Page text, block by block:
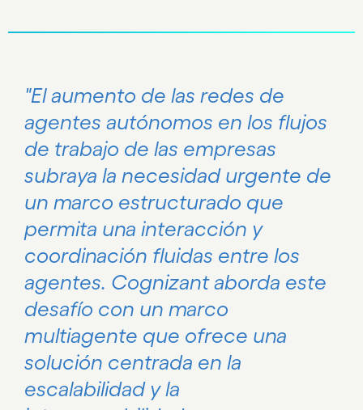
"El aumento de las redes de
agentes autónomos en los flujos
de trabajo de las empresas
subraya la necesidad urgente de
un marco estructurado que
permita una interacción y
coordinación fluidas entre los
agentes. Cognizant aborda este
desafío con un marco
multiagente que ofrece una
solución centrada en la
escalabilidad y la